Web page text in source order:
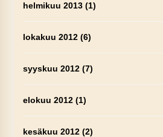
helmikuu 2013(1)
lokakuu 2012(6)
syyskuu 2012(7)
elokuu 2012(1)
kesäkuu 2012(2)